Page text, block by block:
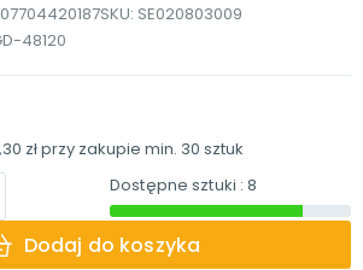
SKU: SE020803009
48120
złprzy zakupie min. 30 sztuk
Dostępne sztuki : 8
Dodaj do koszyka